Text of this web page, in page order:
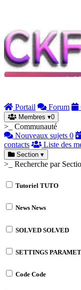
Portail Forum
Membres ▾0
>_ Communauté
Nouveaux sujets 0
contacts
Liste des
Section ▾
>_ Recherche par
Tutoriel TUTO
News News
SOLVED SOLVED
SETTINGS
Code Code